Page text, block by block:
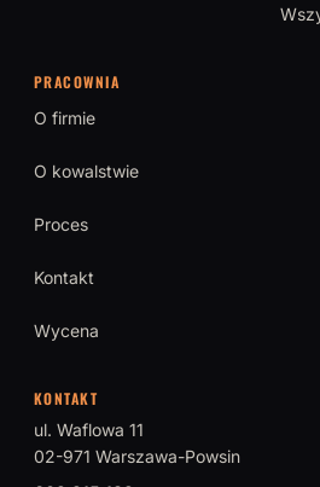
PRACOWNIA
O firmie
O kowalstwie
Proces
Kontakt
Wycena
KONTAKT
ul. Waflowa 11
02-971 Warszawa-Powsin